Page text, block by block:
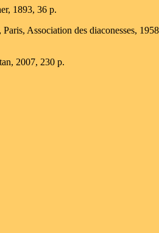
1893, 36 p.
, Paris, Association des diaconesses,
2007, 230 p.